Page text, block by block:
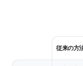
従来の方